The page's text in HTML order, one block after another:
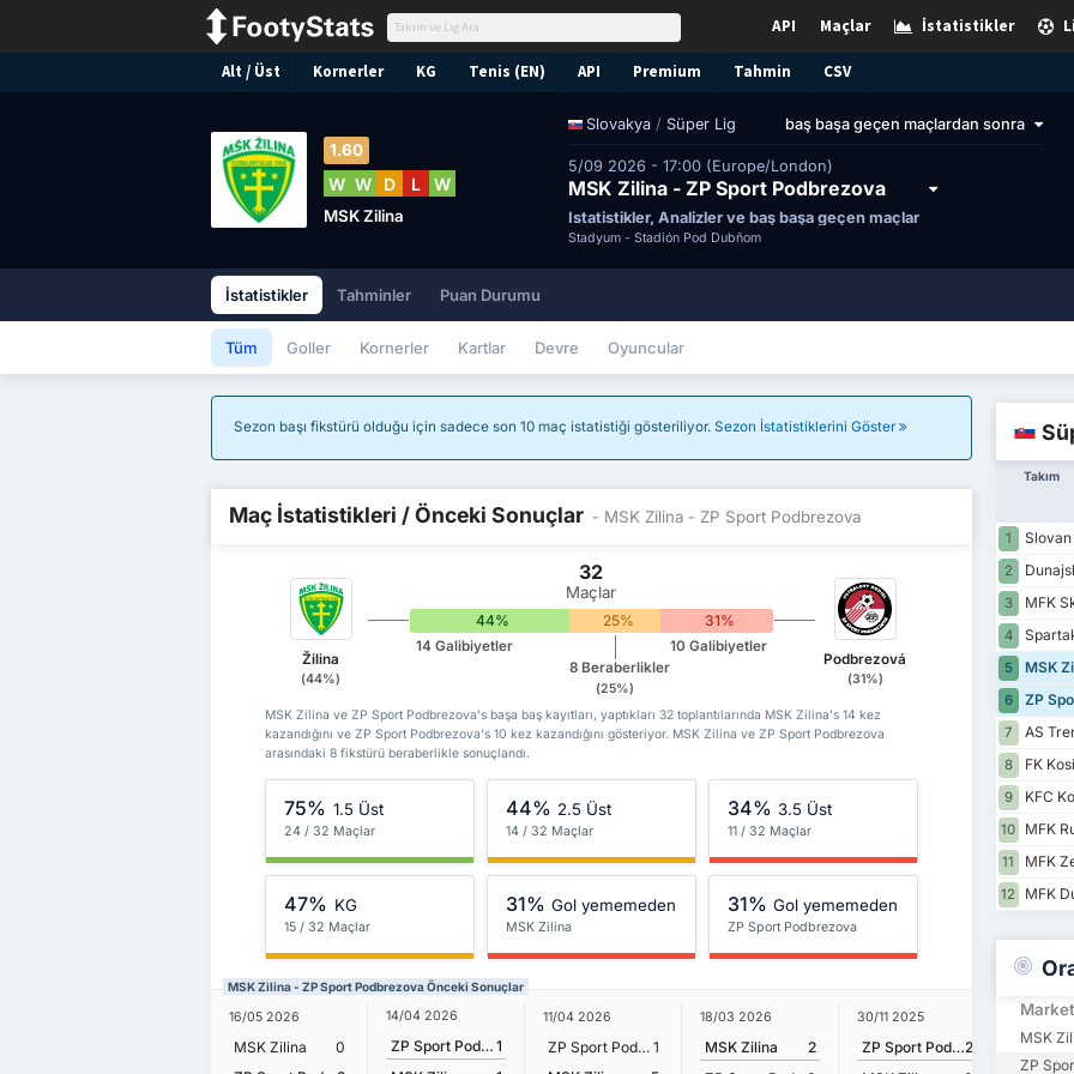
İstatistikler
Maçlar
API
Alt / Üst Kornerler KG Tenis (EN) API Premium Tahmin CSV
Slovakya / Süper Lig baş başa geçen maçlardan sonra
5/09 2026 - 17:00 (Europe/London)
MSK Zilina - ZP Sport Podbrezova
İstatistikler, Analizler ve baş başa geçen maçlar
Stadyum - Štadión Pod Dubňom
1.60
W W D L W
MSK Zilina
İstatistikler Tahminler Puan Durumu
Tüm Goller Kornerler Kartlar Devre Oyuncular
Sezon başı fikstürü olduğu için sadece son 10 maç istatistiği gösteriliyor. Sezon İstatistiklerini Göster
Maç İstatistikleri / Önceki Sonuçlar - MSK Zilina - ZP Sport Podbrezova
Žilina
(44%)
32
Maçlar
44% 25% 31%
14 Galibiyetler
8 Beraberlikler
(25%)
10 Galibiyetler
Podbrezová
(31%)
MSK Zilina ve ZP Sport Podbrezova's başa baş kayıtları, yaptıkları 32 toplantılarında MSK Zilina's 14 kez
kazandığını ve ZP Sport Podbrezova's 10 kez kazandığını gösteriyor. MSK Zilina ve ZP Sport Podbrezova
arasındaki 8 fikstürü beraberlikle sonuçlandı.
75% 1.5 Üst
24 / 32 Maçlar
44% 2.5 Üst
14 / 32 Maçlar
34% 3.5 Üst
11 / 32 Maçlar
47% KG
15 / 32 Maçlar
31% Gol yememeden
MSK Zilina
31% Gol yememeden
ZP Sport Podbrezova
MSK Zilina - ZP Sport Podbrezova Önceki Sonuçlar
16/05 2026
MSK Zilina
0
14/04 2026
ZP Sport Podbrezova 1
11/04 2026
ZP Sport Podbrezova 1
18/03 2026
MSK Zilina
2
30/11 2025
ZP Sport Podbrezova2
24/08
MSK
Takım
1
2
3
MFK
4
5
MSK
6
ZP
7
AS
8
FK
9
KFC
10
MFK
11
MFK
12
MFK
Market
MSK
ZP